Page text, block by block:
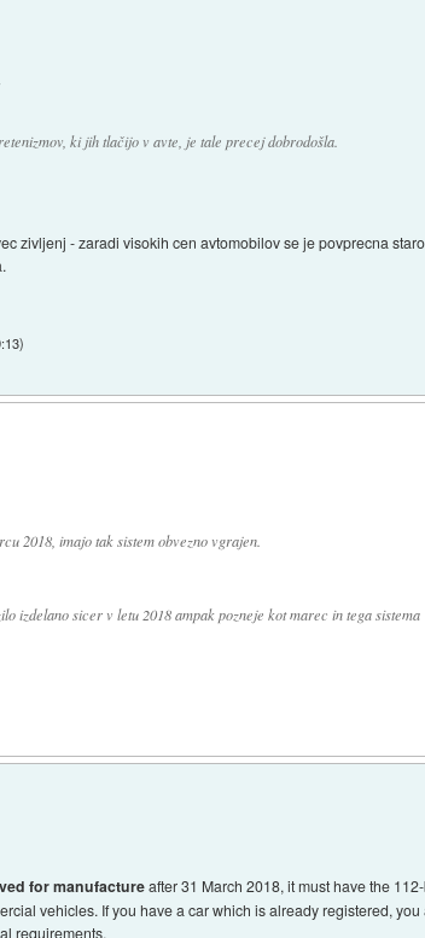
ki jih tlačijo v avte, je tale precej dobrodošla.
zivljenj - zaradi visokih cen avtomobilov se je povprecna
)
2018, imajo tak sistem obvezno vgrajen.
izdelano sicer v letu 2018 ampak pozneje kot marec in tega sistema
for manufactureafter 31 March 2018, it must have the
vehicles. If you have a car which is already registered,
requirements.